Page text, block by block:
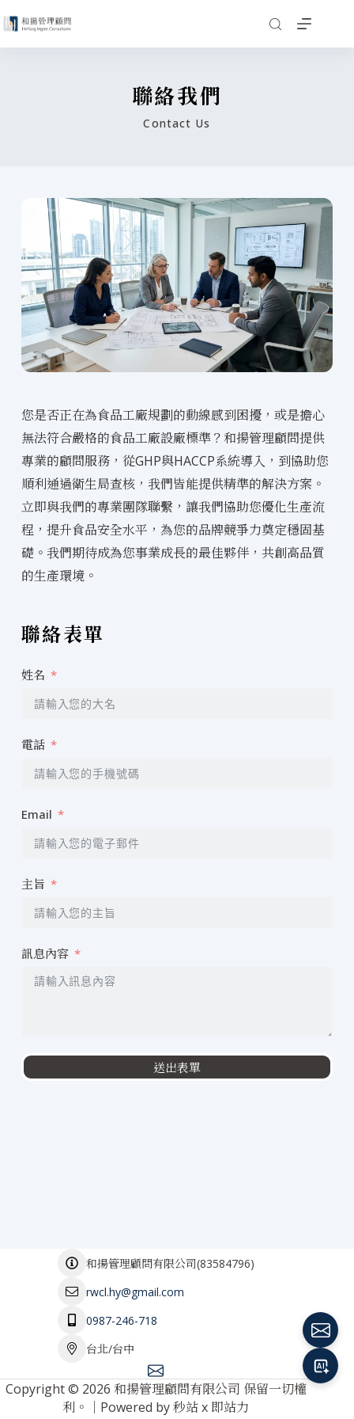
聯絡我們
Contact Us
您是否正在為食品工廠規劃的動線感到困擾，或是擔心
無法符合嚴格的食品工廠設廠標準？和揚管理顧問提供
專業的顧問服務，從GHP與HACCP系統導入，到協助您
順利通過衛生局查核，我們皆能提供精準的解決方案。
立即與我們的專業團隊聯繫，讓我們協助您優化生產流
程，提升食品安全水平，為您的品牌競爭力奠定穩固基
礎。我們期待成為您事業成長的最佳夥伴，共創高品質
的生產環境。
聯絡表單
姓名
電話
Email
主旨
訊息內容
送出表單
和揚管理顧問有限公司(83584796)
rwcl.hy@gmail.com
0987-246-718
台北/台中
Copyright © 2026 和揚管理顧問有限公司 保留一切權
利。｜Powered by秒站x 即站力